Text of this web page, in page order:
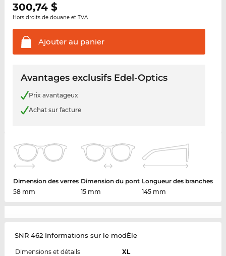
300,74$
Hors droits de douane et TVA
Ajouter au panier
Avantages exclusifs Edel-Optics
Prix avantageux
Achat sur facture
Dimension des verres
58 mm
Dimension du pont
15 mm
Longueur des branches
145 mm
SNR 462 Informations sur le modÈle
Dimensions et détails
XL